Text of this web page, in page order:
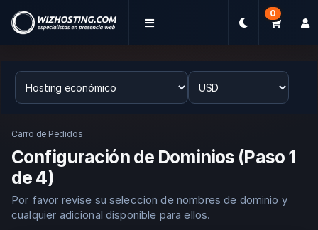
0
Carro de Pedidos
Configuración de Dominios (Paso 1
de 4)
Por favor revise su seleccion de nombres de dominio y
cualquier adicional disponible para ellos.